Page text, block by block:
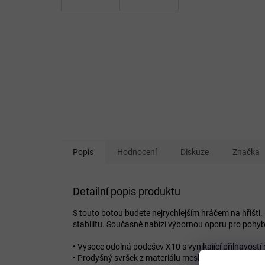
Popis Hodnocení Diskuze Značka
Detailní popis produktu
S touto botou budete nejrychlejším hráčem na
stabilitu. Současně nabízí výbornou oporu pro
• Vysoce odolná podešev X10 s vynikající
• Prodyšný svršek z materiálu mesh a syntetické